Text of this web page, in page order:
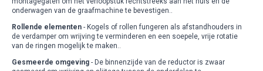
onderwagen van de graafmachine te bevestigen..
Rollende elementen - Kogels of rollen fungeren als afstandhouders in
de verdamper om wrijving te verminderen en een soepele, vrije rotatie
van de ringen mogelijk te maken..
Gesmeerde omgeving - De binnenzijde van de reductor is zwaar